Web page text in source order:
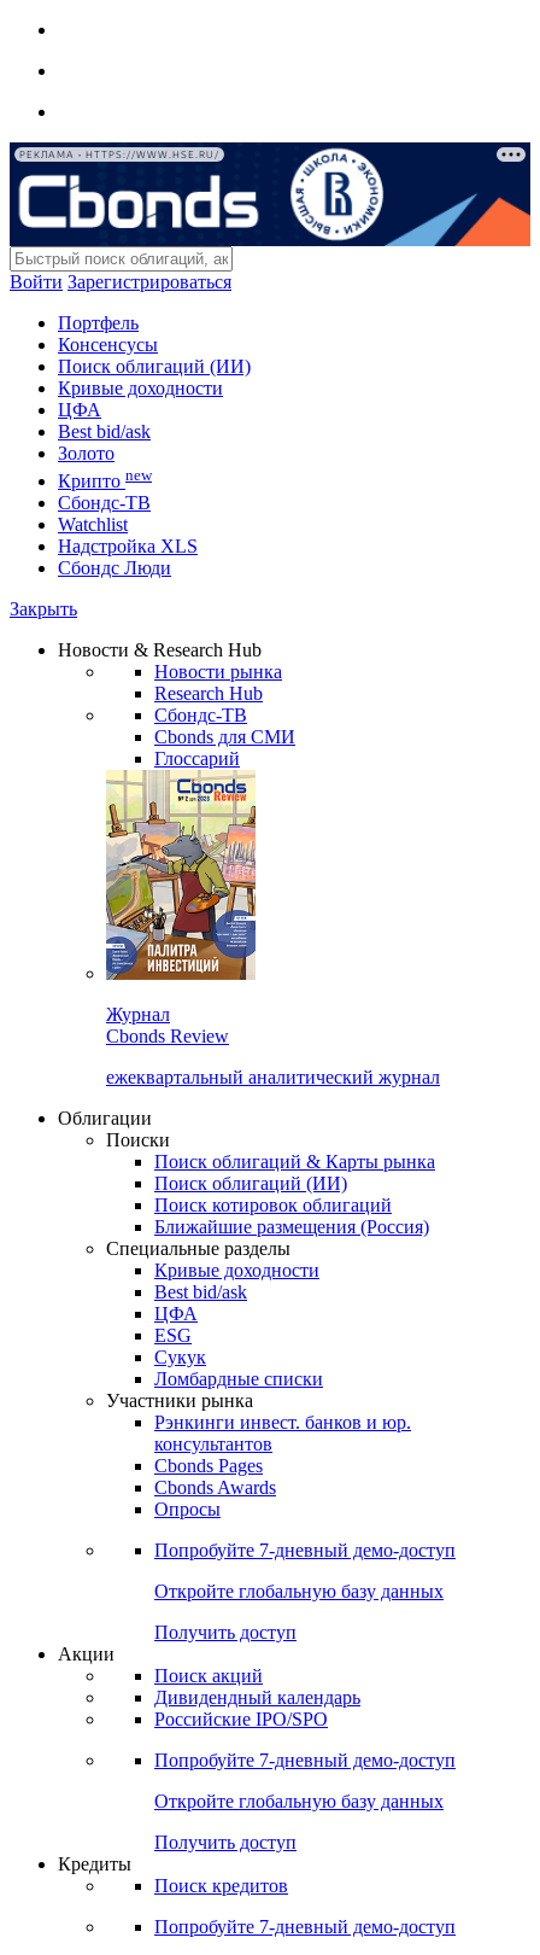
РЕКЛАМА • HTTPS://WWW.HSE.RU/
Войти Зарегистрироваться
Портфель
Консенсусы
Поиск облигаций (ИИ)
Кривые доходности
ЦФА
Best bid/ask
Золото
Крипто new
Сбондс-ТВ
Watchlist
Надстройка XLS
Сбондс Люди
Закрыть
Новости & Research Hub
Новости рынка
Research Hub
Сбондс-ТВ
Cbonds для СМИ
Глоссарий
Журнал
Cbonds Review
ежеквартальный аналитический журнал
Облигации
Поиски
Поиск облигаций & Карты рынка
Поиск облигаций (ИИ)
Поиск котировок облигаций
Ближайшие размещения (Россия)
Специальные разделы
Кривые доходности
Best bid/ask
ЦФА
ESG
Сукук
Ломбардные списки
Участники рынка
Рэнкинги инвест. банков и юр.
консультантов
Cbonds Pages
Cbonds Awards
Опросы
Попробуйте 7-дневный демо-доступ
Откройте глобальную базу данных
Получить доступ
Акции
Поиск акций
Дивидендный календарь
Российские IPO/SPO
Попробуйте 7-дневный демо-доступ
Откройте глобальную базу данных
Получить доступ
Кредиты
Поиск кредитов
Попробуйте 7-дневный демо-доступ